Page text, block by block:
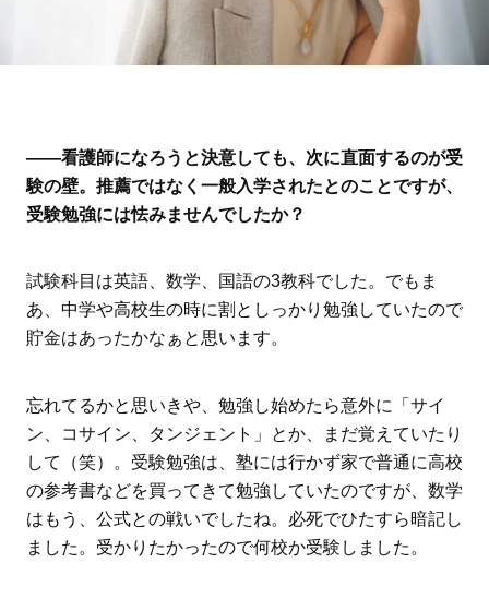
――看護師になろうと決意しても、次に直面するのが受
験の壁。推薦ではなく一般入学されたとのことですが、
受験勉強には怯みませんでしたか？
試験科目は英語、数学、国語の3教科でした。でもま
あ、中学や高校生の時に割としっかり勉強していたので
貯金はあったかなぁと思います。
忘れてるかと思いきや、勉強し始めたら意外に「サイ
ン、コサイン、タンジェント」とか、まだ覚えていたり
して（笑）。受験勉強は、塾には行かず家で普通に高校
の参考書などを買ってきて勉強していたのですが、数学
はもう、公式との戦いでしたね。必死でひたすら暗記し
ました。受かりたかったので何校か受験しました。